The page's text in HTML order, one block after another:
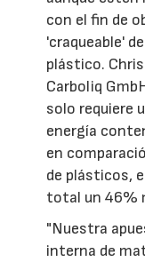
con el fin de
'craqueable'
plástico.
Carboliq
solo requiere
energía
en
de plásticos,
total un 46%
"Nuestra
interna de